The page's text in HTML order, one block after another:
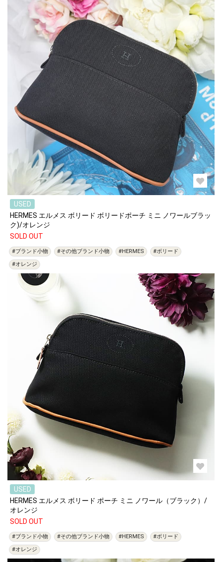
USED
HERMES エルメス ボリード ボリードポーチ ミニ ノワールブラッ
ク)/オレンジ
SOLD OUT
#ブランド小物 #その他ブランド小物 #HERMES
#ボリード
#オレンジ
USED
HERMES エルメス ボリード ポーチ ミニ ノワール（ブラック）/
オレンジ
SOLD OUT
#ブランド小物 #その他ブランド小物 #HERMES
#ボリード
#オレンジ